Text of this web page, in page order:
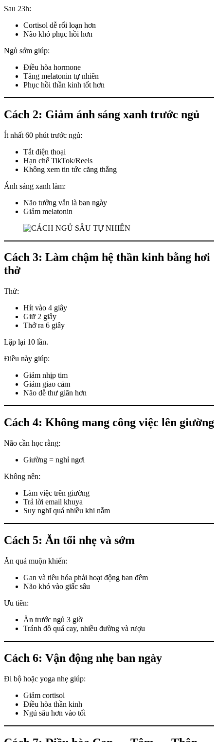
Sau 23h:
Cortisol dễ rối loạn hơn
Não khó phục hồi hơn
Ngủ sớm giúp:
Điều hòa hormone
Tăng melatonin tự nhiên
Phục hồi thần kinh tốt hơn
Cách 2: Giảm ánh sáng xanh trước ngủ
Ít nhất 60 phút trước ngủ:
Tắt điện thoại
Hạn chế TikTok/Reels
Không xem tin tức căng thẳng
Ánh sáng xanh làm:
Não tưởng vẫn là ban ngày
Giảm melatonin
Cách 3: Làm chậm hệ thần kinh bằng hơi
thở
Thử:
Hít vào 4 giây
Giữ 2 giây
Thở ra 6 giây
Lặp lại 10 lần.
Điều này giúp:
Giảm nhịp tim
Giảm giao cảm
Não dễ thư giãn hơn
Cách 4: Không mang công việc lên giường
Não cần học rằng:
Giường = nghỉ ngơi
Không nên:
Làm việc trên giường
Trả lời email khuya
Suy nghĩ quá nhiều khi nằm
Cách 5: Ăn tối nhẹ và sớm
Ăn quá muộn khiến:
Gan và tiêu hóa phải hoạt động ban đêm
Não khó vào giấc sâu
Ưu tiên:
Ăn trước ngủ 3 giờ
Tránh đồ quá cay, nhiều đường và rượu
Cách 6: Vận động nhẹ ban ngày
Đi bộ hoặc yoga nhẹ giúp:
Giảm cortisol
Điều hòa thần kinh
Ngủ sâu hơn vào tối